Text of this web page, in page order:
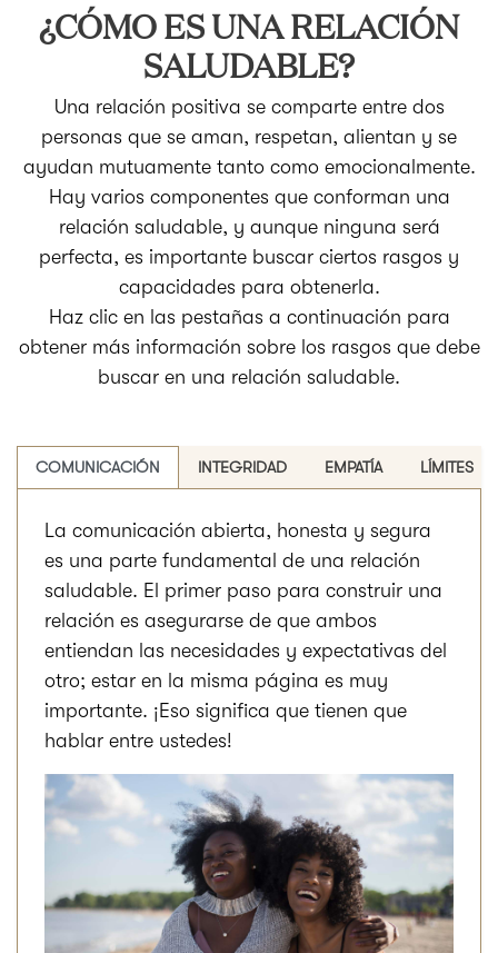
¿CÓMO ES UNA RELACIÓN
SALUDABLE?
Una relación positiva se comparte entre dos
personas que se aman, respetan, alientan y se
ayudan mutuamente tanto como emocionalmente.
Hay varios componentes que conforman una
relación saludable, y aunque ninguna será
perfecta, es importante buscar ciertos rasgos y
capacidades para obtenerla.
Haz clic en las pestañas a continuación para
obtener más información sobre los rasgos que debe
buscar en una relación saludable.
COMUNICACIÓN INTEGRIDAD EMPATÍA LÍMITES
La comunicación abierta, honesta y segura
es una parte fundamental de una relación
saludable. El primer paso para construir una
relación es asegurarse de que ambos
entiendan las necesidades y expectativas del
otro; estar en la misma página es muy
importante. ¡Eso significa que tienen que
hablar entre ustedes!